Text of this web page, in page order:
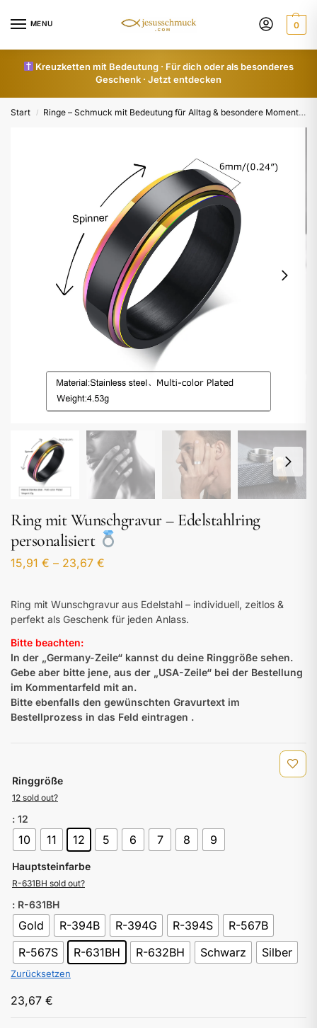
MENU 0
Kreuzketten mit Bedeutung · Für dich oder als besonderes
Geschenk · Jetzt entdecken
Start / Ringe – Schmuck mit Bedeutung für Alltag & besondere Momente
Ring mit Wunschgravur – Edelstahlring
personalisiert
15,91 € – 23,67 €
Ring mit Wunschgravur aus Edelstahl – individuell, zeitlos &
perfekt als Geschenk für jeden Anlass.
Bitte beachten:
In der „Germany-Zeile“ kannst du deine Ringgröße sehen.
Gebe aber bitte jene, aus der „USA-Zeile“ bei der Bestellung
im Kommentarfeld mit an.
Bitte ebenfalls den gewünschten Gravurtext im
Bestellprozess in das Feld eintragen .
Ringgröße
12 sold out?
: 12
10 11 12 5 6 7 8 9
Hauptsteinfarbe
R-631BH sold out?
: R-631BH
Gold R-394B R-394G R-394S
R-567B
R-567S
R-631BH R-632BH Schwarz Silber
Zurücksetzen
23,67 €